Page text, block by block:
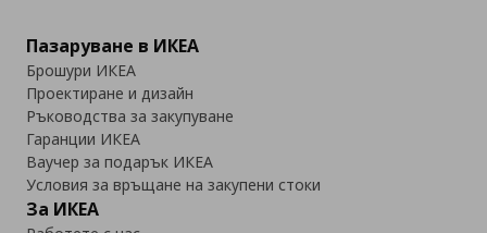
Пазаруване в ИКЕА
Брошури ИКЕА
Проектиране и дизайн
Ръководства за закупуване
Гаранции ИКЕА
Ваучер за подарък ИКЕА
Условия за връщане на закупени стоки
За ИКЕА